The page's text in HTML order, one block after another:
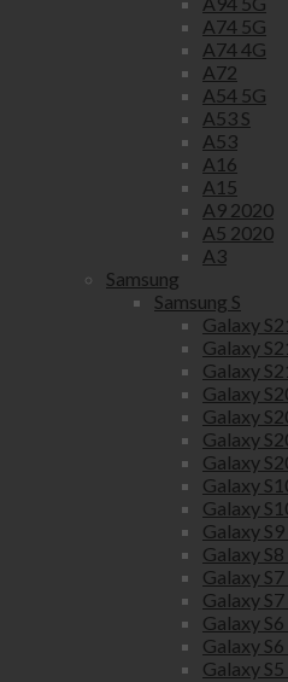
A74 5G
A74 4G
A72
A54 5G
A53 S
A53
A16
A15
A9 2020
A5 2020
A3
Samsung
Samsung S
Galaxy
Galaxy
Galaxy
Galaxy
Galaxy
Galaxy
Galaxy
Galaxy
Galaxy
Galaxy
Galaxy
Galaxy
Galaxy
Galaxy
Galaxy
Galaxy